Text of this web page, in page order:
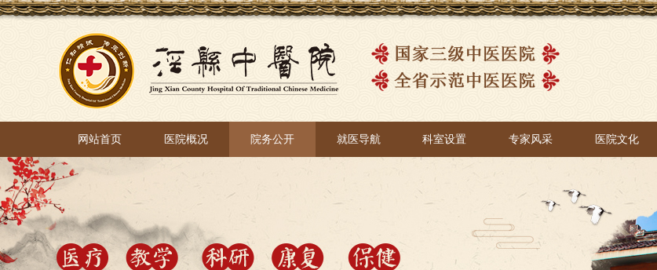
网站首页
网站首页
医院概况 院务公开 就医导航 科室设置 专家风采 医院文化